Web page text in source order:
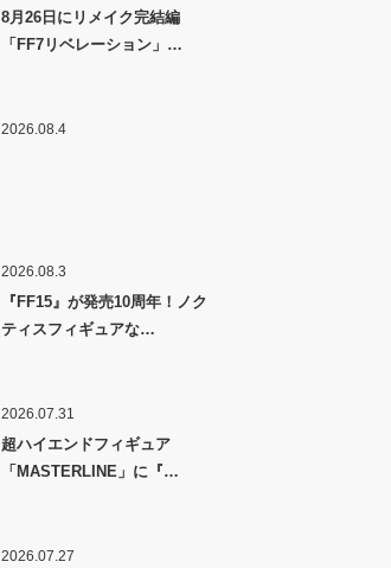
8月26日にリメイク完結編
「FF7リベレーション」…
2026.08.4
2026.08.3
『FF15』が発売10周年！ノク
ティスフィギュアな…
2026.07.31
超ハイエンドフィギュア
「MASTERLINE」に『…
2026.07.27